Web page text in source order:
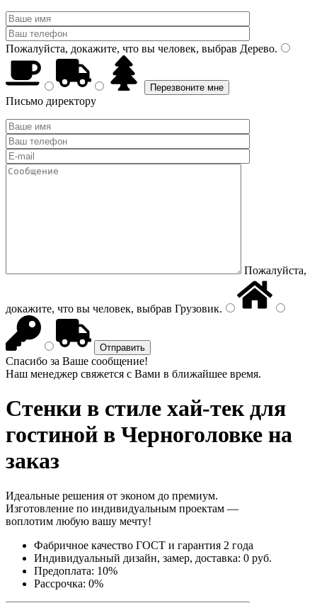
Пожалуйста, докажите, что вы человек, выбрав Дерево.
Письмо директору
Пожалуйста,
докажите, что вы человек, выбрав Грузовик.
Спасибо за Ваше сообщение!
Наш менеджер свяжется с Вами в ближайшее время.
Стенки в стиле хай-текдля
гостиной в Черноголовке на
заказ
Идеальные решения от эконом до премиум.
Изготовление по индивидуальным проектам —
воплотим любую вашу мечту!
Фабричное качество ГОСТ и гарантия 2 года
Индивидуальный дизайн, замер, доставка: 0 руб.
Предоплата: 10%
Рассрочка: 0%